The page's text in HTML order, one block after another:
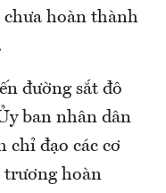
hoàn thành
đường sắt đô
ban nhân dân
chỉ đạo các cơ
trương hoàn